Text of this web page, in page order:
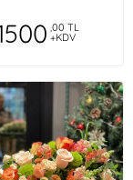
,00 TL
+KDV